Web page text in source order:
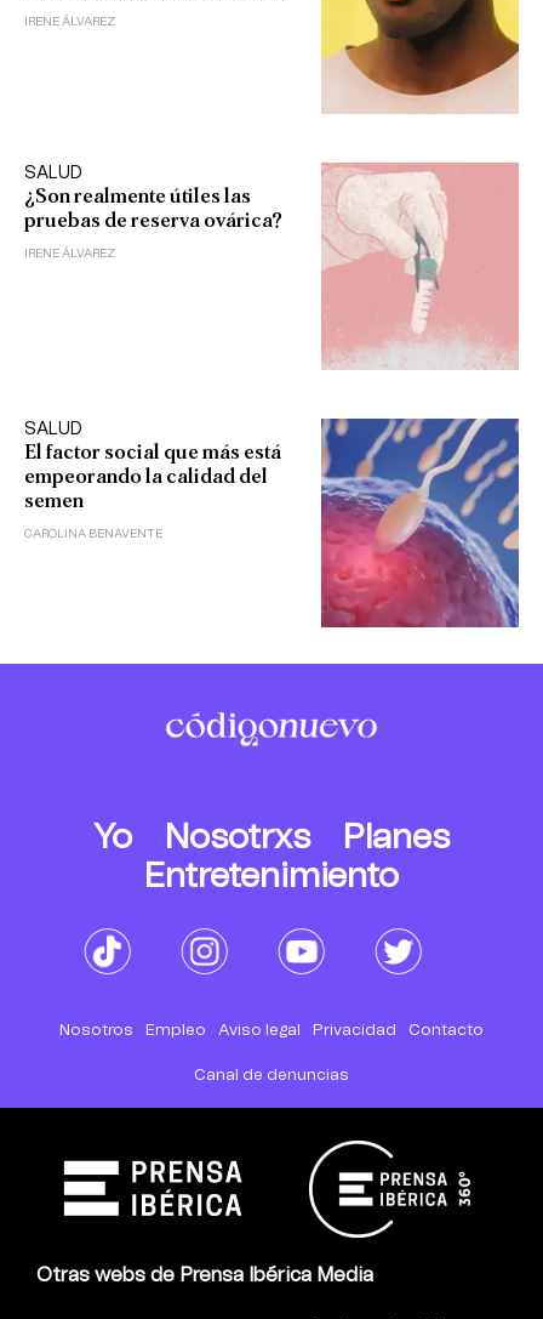
IRENE ÁLVAREZ
SALUD
¿Son realmente útiles las
pruebas de reserva ovárica?
IRENE ÁLVAREZ
SALUD
El factor social que más está
empeorando la calidad del
semen
CAROLINA BENAVENTE
Yo Nosotrxs
Planes
Entretenimiento
Nosotros Empleo Aviso legal Privacidad Contacto
Canal de denuncias
Otras webs de Prensa Ibérica Media